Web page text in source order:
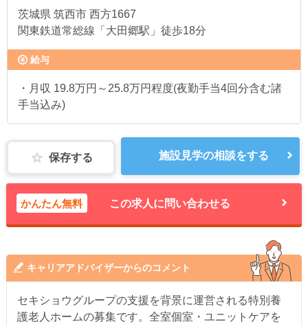
茨城県 筑西市 西方1667
関東鉄道常総線「大田郷駅」徒歩18分
給与
・月収 19.8万円～25.8万円程度(夜勤手当4回分含む諸
手当込み)
保存する 施設見学の相談をする
かんたん無料 この求人に問い合わせる
キャリアアドバイザーからのコメント
セキショウグループの支援を背景に運営される特別養
護老人ホームの募集です。全室個室・ユニットケアを